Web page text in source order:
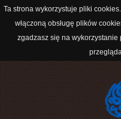
Ta strona wykorzystuje pliki
włączoną obsługę plików
zgadzasz się na